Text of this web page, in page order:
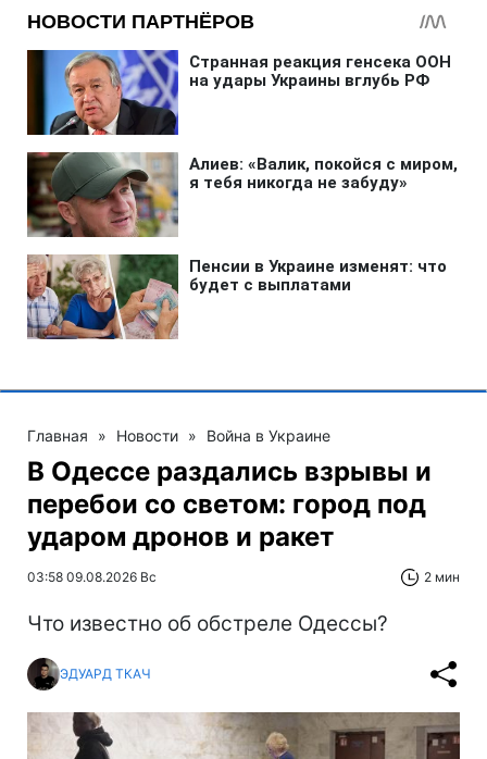
Главная » Новости » Война в Украине
В Одессе раздались взрывы и
перебои со светом: город под
ударом дронов и ракет
03:58 09.08.2026 Вс 2 мин
Что известно об обстреле Одессы?
ЭДУАРД ТКАЧ